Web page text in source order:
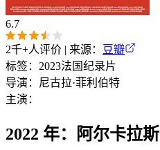
6.7
2千+人评价 | 来源：
豆瓣
标签： 2023法国纪录片
导演：
尼古拉·菲利伯特
主演：
2022 年：阿尔卡拉斯